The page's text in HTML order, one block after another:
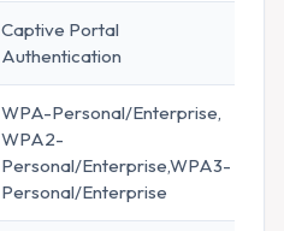
Captive Portal
Authentication
WPA-Personal/Enterprise,
WPA2-
Personal/Enterprise,WPA3-
Personal/Enterprise